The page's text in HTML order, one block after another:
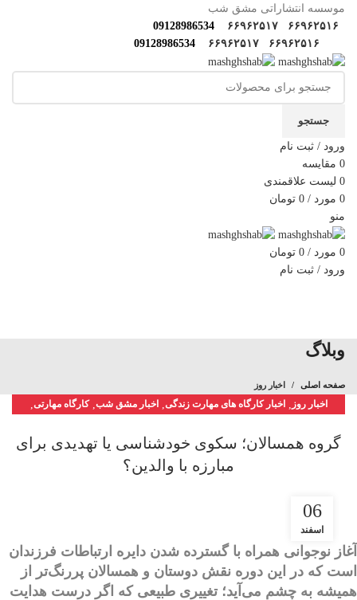
موسسه انتشاراتی مشق شب
۶۶۹۶۲۵۱۶
۶۶۹۶۲۵۱۷
09128986534
۶۶۹۶۲۵۱۶
۶۶۹۶۲۵۱۷ 09128986534
جستجو
ورود / ثبت نام
0 مقایسه
0 لیست علاقمندی
0 مورد /
0 تومان
منو
0 مورد /
0 تومان
ورود / ثبت نام
وبلاگ
صفحه اصلی اخبار روز
اخبار روز ,اخبار کارگاه های مهارت زندگی ,اخبار مشق شب ,کارگاه مهارتی
گروه همسالان؛ سکوی خودشناسی یا تهدیدی برای
مبارزه با والدین؟
06
اسفند
آغاز نوجوانی همراه با گسترده شدن دایره ارتباطات فرزندان
است که در این دوره نقش دوستان و همسالان پررنگ‌تر از
همیشه به چشم می‌آید؛ تغییری طبیعی که اگر درست هدایت